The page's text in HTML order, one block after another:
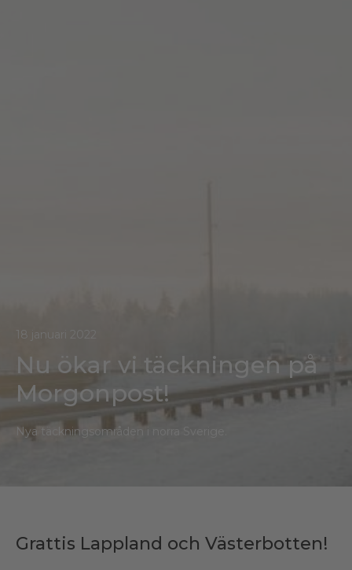
18 januari 2022
Nu ökar vi täckningen på
Morgonpost!
Nya täckningsområden i norra Sverige.
Grattis Lappland och Västerbotten!